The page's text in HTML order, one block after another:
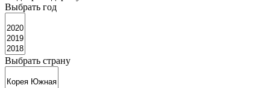
Выбрать год
Выбрать страну